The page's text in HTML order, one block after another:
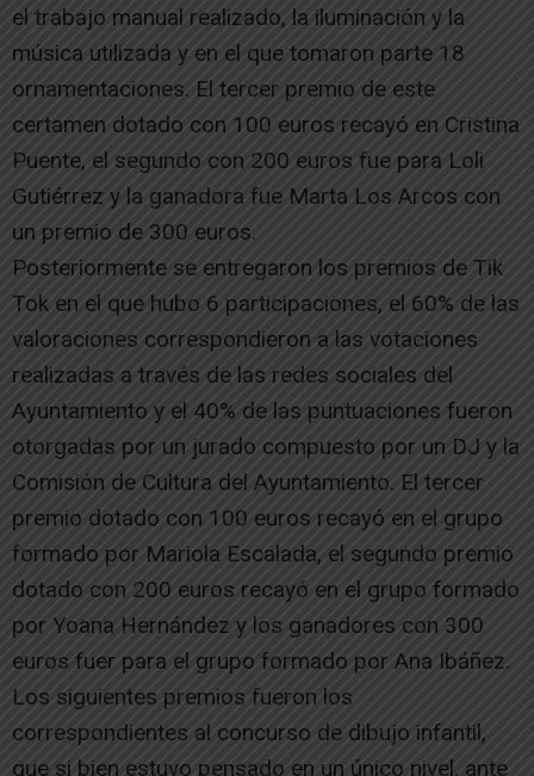
el trabajo manual realizado, la iluminación y la
música utilizada y en el que tomaron parte 18
ornamentaciones. El tercer premio de este
certamen dotado con 100 euros recayó en Cristina
Puente, el segundo con 200 euros fue para Loli
Gutiérrez y la ganadora fue Marta Los Arcos con
un premio de 300 euros.
Posteriormente se entregaron los premios de Tik
Tok en el que hubo 6 participaciones, el 60% de las
valoraciones correspondieron a las votaciones
realizadas a través de las redes sociales del
Ayuntamiento y el 40% de las puntuaciones fueron
otorgadas por un jurado compuesto por un DJ y la
Comisión de Cultura del Ayuntamiento. El tercer
premio dotado con 100 euros recayó en el grupo
formado por Mariola Escalada, el segundo premio
dotado con 200 euros recayó en el grupo formado
por Yoana Hernández y los ganadores con 300
euros fuer para el grupo formado por Ana Ibáñez.
Los siguientes premios fueron los
correspondientes al concurso de dibujo infantil,
que si bien estuvo pensado en un único nivel, ante